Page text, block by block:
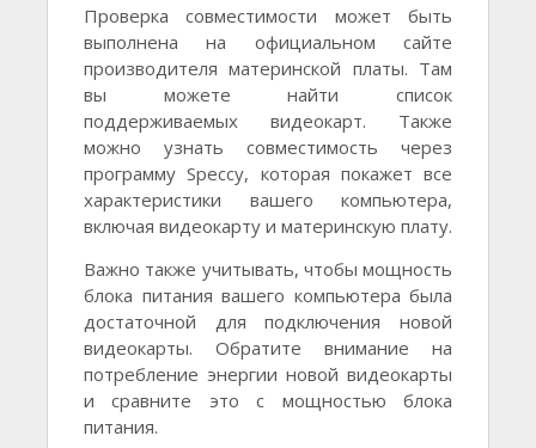
Проверка совместимости может быть
выполнена на официальном сайте
производителя материнской платы. Там
вы можете найти список
поддерживаемых видеокарт. Также
можно узнать совместимость через
программу Speccy, которая покажет все
характеристики вашего компьютера,
включая видеокарту и материнскую плату.
Важно также учитывать, чтобы мощность
блока питания вашего компьютера была
достаточной для подключения новой
видеокарты. Обратите внимание на
потребление энергии новой видеокарты
и сравните это с мощностью блока
питания.